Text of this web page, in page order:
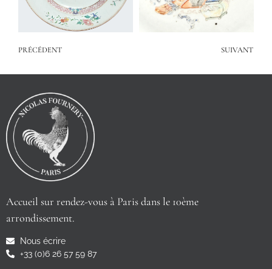
PRÉCÉDENT SUIVANT
Accueil sur rendez-vous à Paris dans le 10ème
arrondissement.
Nous écrire
+33 (0)6 26 57 59 87